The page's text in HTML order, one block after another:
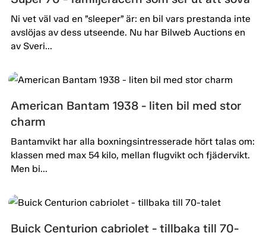
Ni vet väl vad en ”sleeper” är: en bil vars prestanda inte
avslöjas av dess utseende. Nu har Bilweb Auctions en
av Sveri...
American Bantam 1938 - liten bil med stor
charm
Bantamvikt har alla boxningsintresserade hört talas om:
klassen med max 54 kilo, mellan flugvikt och fjädervikt.
Men bi...
Buick Centurion cabriolet - tillbaka till 70-